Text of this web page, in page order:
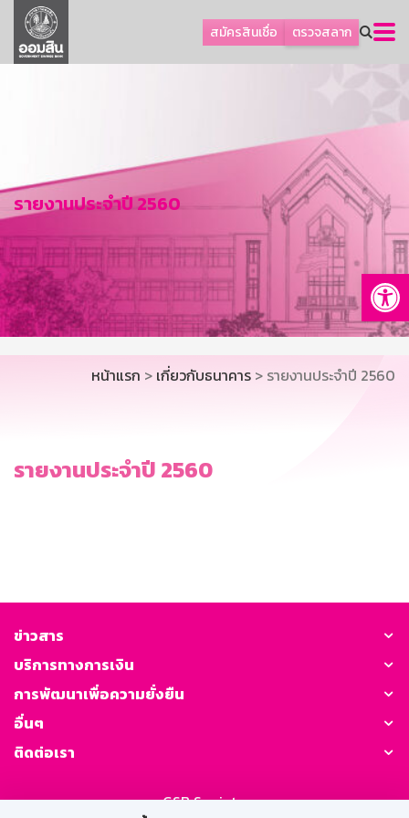
สมัครสินเชื่อ ตรวจสลาก
ลูกค้าธุรกิจ
ลูกค้าผู้ประกอบรายย่อย
การพัฒนาที่ยั่งยืน
ข่าวสาร
บริการทางการเงิน
อื่นๆ
ติดต่อเรา
บริการออนไลน์
TH
EN
รายงานประจำปี 2560
หน้าแรก > เกี่ยวกับธนาคาร > รายงานประจำปี 2560
รายงานประจำปี 2560
ข่าวสาร
บริการทางการเงิน
การพัฒนาเพื่อความยั่งยืน
อื่นๆ
ติดต่อเรา
GSB Society: